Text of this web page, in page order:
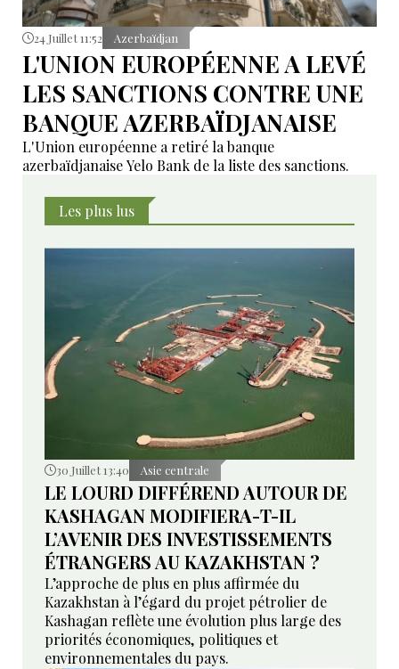
24 Juillet 11:52 Azerbaïdjan
L'UNION EUROPÉENNE A LEVÉ
LES SANCTIONS CONTRE UNE
BANQUE AZERBAÏDJANAISE
L'Union européenne a retiré la banque
azerbaïdjanaise Yelo Bank de la liste des sanctions.
Les plus lus
30 Juillet 13:40 Asie centrale
LE LOURD DIFFÉREND AUTOUR DE
KASHAGAN MODIFIERA-T-IL
L’AVENIR DES INVESTISSEMENTS
ÉTRANGERS AU KAZAKHSTAN ?
L’approche de plus en plus affirmée du
Kazakhstan à l’égard du projet pétrolier de
Kashagan reflète une évolution plus large des
priorités économiques, politiques et
environnementales du pays.